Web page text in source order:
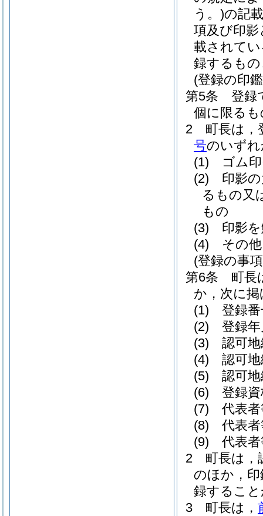
う。)の記
項及び印
載されて
録するも
(登録の印
第5条
登録
個に限る
2
町長は，
号のいず
(1)
ゴム
(2)
印影
るもの又
もの
(3)
印影
(4)
その
(登録の事
第6条
町長
か，次に
(1)
登録
(2)
登録
(3)
認可
(4)
認可
(5)
認可
(6)
登録
(7)
代表
(8)
代表
(9)
代表
2
町長は，
のほか，
録するこ
3
町長は，